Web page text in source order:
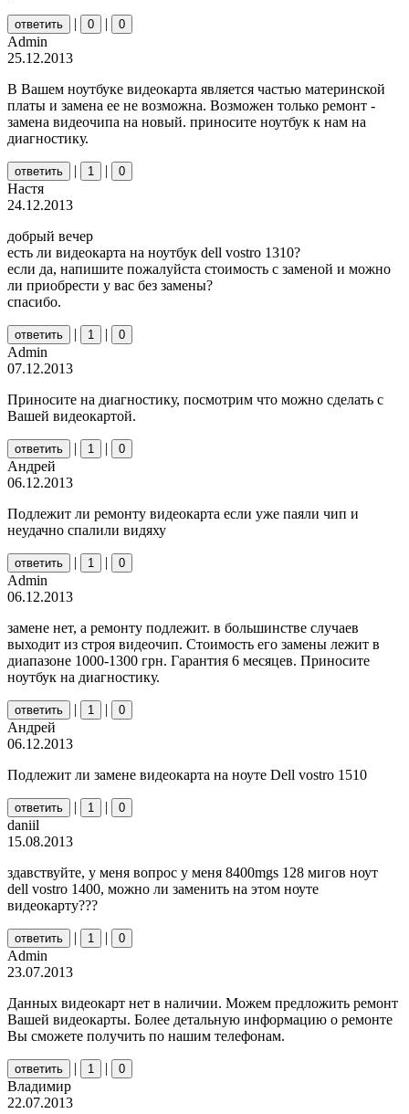
ответить | 0 | 0
Admin
25.12.2013
В Вашем ноутбуке видеокарта является частью материнской
платы и замена ее не возможна. Возможен только ремонт -
замена видеочипа на новый. приносите ноутбук к нам на
диагностику.
ответить | 1 | 0
Настя
24.12.2013
добрый вечер
есть ли видеокарта на ноутбук dell vostro 1310?
если да, напишите пожалуйста стоимость с заменой и можно
ли приобрести у вас без замены?
спасибо.
ответить | 1 | 0
Admin
07.12.2013
Приносите на диагностику, посмотрим что можно сделать с
Вашей видеокартой.
ответить | 1 | 0
Андрей
06.12.2013
Подлежит ли ремонту видеокарта если уже паяли чип и
неудачно спалили видяху
ответить | 1 | 0
Admin
06.12.2013
замене нет, а ремонту подлежит. в большинстве случаев
выходит из строя видеочип. Стоимость его замены лежит в
диапазоне 1000-1300 грн. Гарантия 6 месяцев. Приносите
ноутбук на диагностику.
ответить | 1 | 0
Андрей
06.12.2013
Подлежит ли замене видеокарта на ноуте Dell vostro 1510
ответить | 1 | 0
daniil
15.08.2013
здавствуйте, у меня вопрос у меня 8400mgs 128 мигов ноут
dell vostro 1400, можно ли заменить на этом ноуте
видеокарту???
ответить | 1 | 0
Admin
23.07.2013
Данных видеокарт нет в наличии. Можем предложить ремонт
Вашей видеокарты. Более детальную информацию о ремонте
Вы сможете получить по нашим телефонам.
ответить | 1 | 0
Владимир
22.07.2013